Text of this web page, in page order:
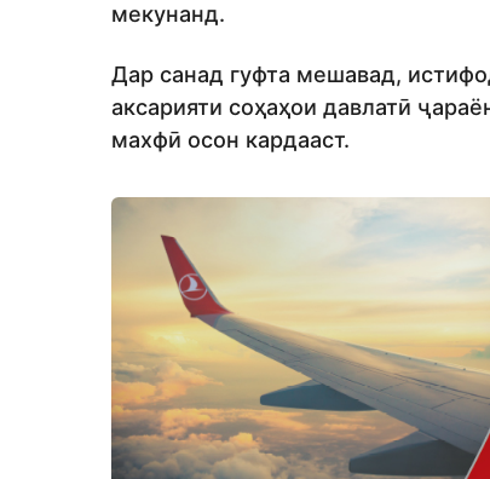
мекунанд.
Дар санад гуфта мешавад,
аксарияти соҳаҳои давлатӣ
махфӣ осон кардааст.